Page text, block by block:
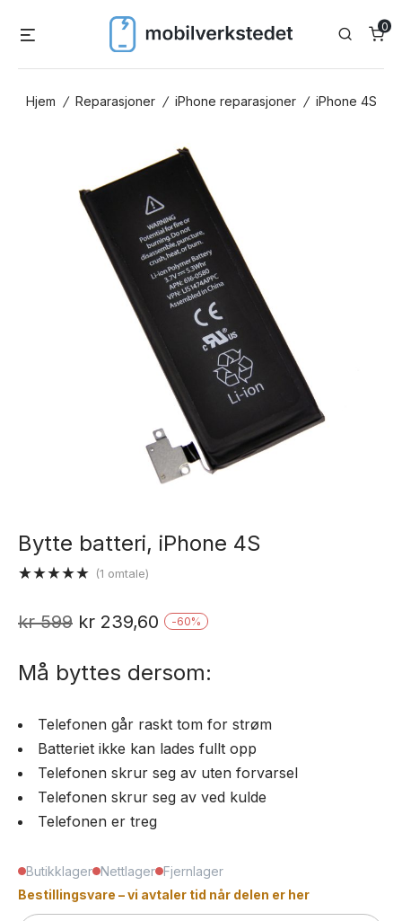
Search
0
Hjem / Reparasjoner / iPhone reparasjoner / iPhone 4S
Bytte batteri, iPhone 4S
basert på
(1 omtale)
kr599 Opprinnelig
var:
kr 599.
kr 239,60 Nåværende
er:
-60%
Må byttes dersom:
Telefonen går raskt tom for strøm
Batteriet ikke kan lades fullt opp
Telefonen skrur seg av uten forvarsel
Telefonen skrur seg av ved kulde
Telefonen er treg
Butikklager Nettlager Fjernlager
Bestillingsvare – vi avtaler tid når delen er her